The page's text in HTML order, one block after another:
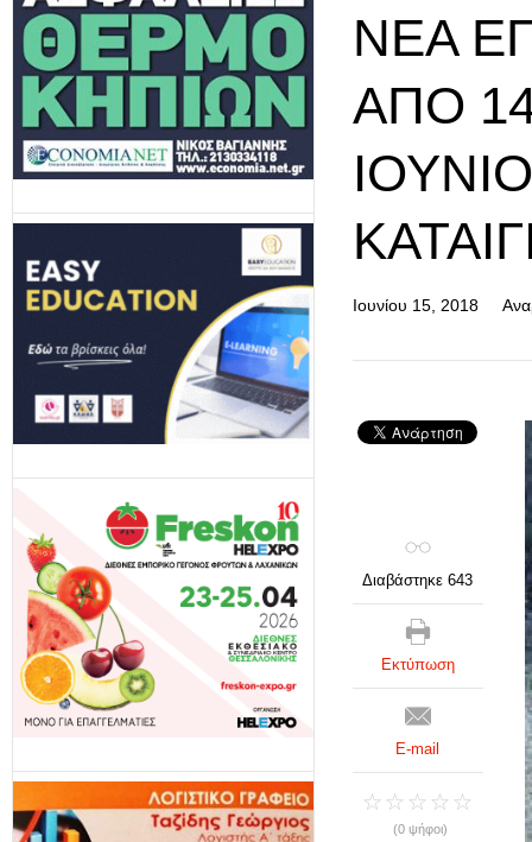
ΝΈΑ
ΑΠΌ
Ιουνίου 15, 2018
Διαβάστηκε 643
Εκτύπωση
E-mail
(0 ψήφοι)